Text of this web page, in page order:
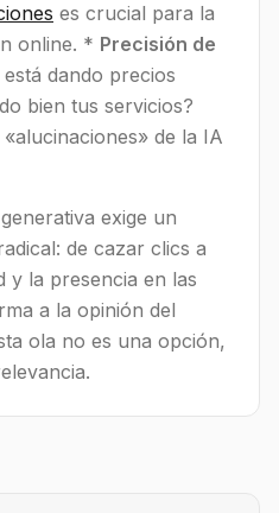
es crucial para la
online. * Precisión de
está dando precios
bien tus servicios?
de la IA
exige un
de cazar clics a
y la presencia en las
a la opinión del
ola no es una opción,